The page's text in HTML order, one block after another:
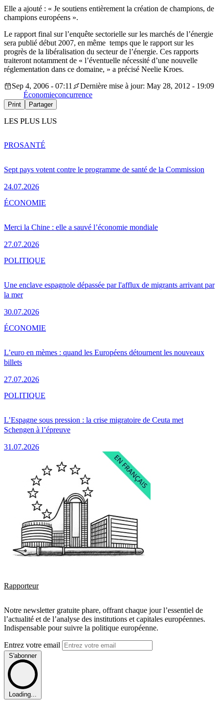
Elle a ajouté : « Je soutiens entièrement la création de champions, de
champions européens ».
Le rapport final sur l’enquête sectorielle sur les marchés de l’énergie
sera publié début 2007, en même temps que le rapport sur les
progrès de la libéralisation du secteur de l’énergie. Ces rapports
traiteront notamment de « l’éventuelle nécessité d’une nouvelle
réglementation dans ce domaine, » a précisé Neelie Kroes.
Sep 4, 2006 - 07:11
Dernière mise à jour: May 28, 2012 - 19:09
Économieconcurrence
Print Partager
LES PLUS LUS
Sept pays votent contre le programme de santé de la Commission
24.07.2026
PROSANTÉ
Merci la Chine : elle a sauvé l’économie mondiale
27.07.2026
ÉCONOMIE
Une enclave espagnole dépassée par l'afflux de migrants arrivant par
la mer
30.07.2026
POLITIQUE
L’euro en mèmes : quand les Européens détournent les nouveaux
billets
27.07.2026
ÉCONOMIE
L’Espagne sous pression : la crise migratoire de Ceuta met
Schengen à l’épreuve
31.07.2026
POLITIQUE
Rapporteur
Notre newsletter gratuite phare, offrant chaque jour l’essentiel de
l’actualité et de l’analyse des institutions et capitales européennes.
Indispensable pour suivre la politique européenne.
Entrez votre email
S'abonner
Loading...